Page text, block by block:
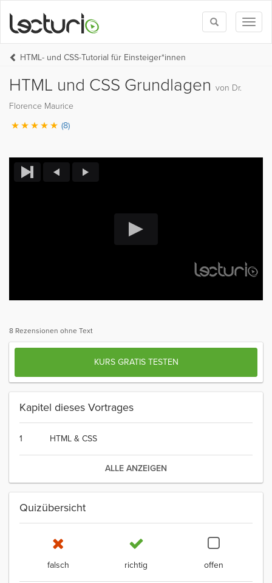
Toggle
search
HTML- und CSS-Tutorial für Einsteiger*innen
HTML und CSS Grundlagen von Dr.
Florence Maurice
(8)
8 Rezensionen ohne Text
KURS GRATIS TESTEN
Kapitel dieses Vortrages
1 HTML & CSS
ALLE ANZEIGEN
Quizübersicht
falsch richtig offen